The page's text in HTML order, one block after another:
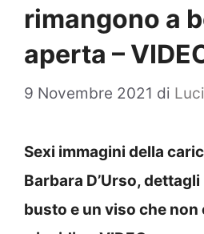
rimangono a
aperta –
9 Novembre 2021 di
Sexi immagini della
Barbara D’Urso,
busto e un viso che